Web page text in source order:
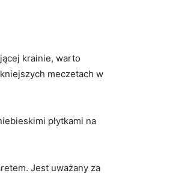
krainie, warto
meczetach w
płytkami ‌na⁢
Jest uważany za